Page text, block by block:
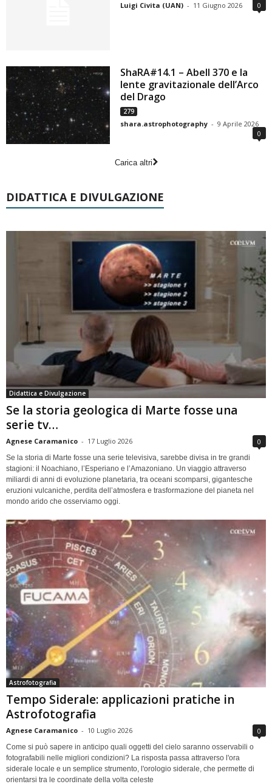
Luigi Civita (UAN) - 11 Giugno 2026 0
ShaRA#14.1 – Abell 370 e la
lente gravitazionale dell’Arco
del Drago
279
shara.astrophotography - 9 Aprile 2026
0
Carica altri
DIDATTICA E DIVULGAZIONE
Didattica e Divulgazione
Se la storia geologica di Marte fosse una
serie tv…
Agnese Caramanico - 17 Luglio 2026 0
Se la storia di Marte fosse una serie televisiva, sarebbe divisa in tre grandi
stagioni: il Noachiano, l’Esperiano e l’Amazoniano. Un viaggio attraverso
miliardi di anni di evoluzione planetaria, tra oceani scomparsi, gigantesche
eruzioni vulcaniche, perdita dell’atmosfera e trasformazione del pianeta nel
mondo arido che osserviamo oggi.
Astrofotografia
Tempo Siderale: applicazioni pratiche in
Astrofotografia
Agnese Caramanico - 10 Luglio 2026 0
Come si può sapere in anticipo quali oggetti del cielo saranno osservabili o
fotografabili nelle migliori condizioni? La risposta passa attraverso l'ora
siderale locale e un semplice strumento, l'orologio siderale, che permette di
orientarsi tra le coordinate della volta celeste